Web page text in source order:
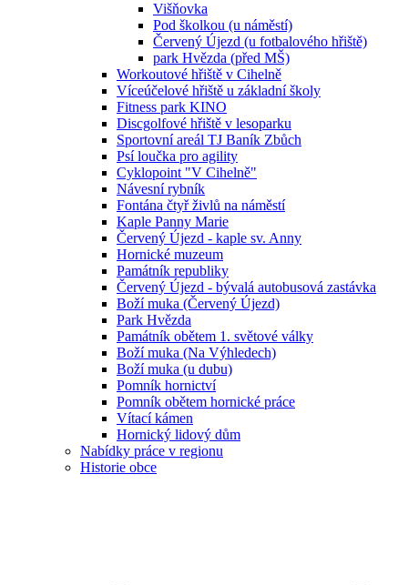
Višňovka
Pod školkou (u náměstí)
Červený Újezd (u fotbalového hřiště)
park Hvězda (před MŠ)
Workoutové hřiště v Cihelně
Víceúčelové hřiště u základní školy
Fitness park KINO
Discgolfové hřiště v lesoparku
Sportovní areál TJ Baník Zbůch
Psí loučka pro agility
Cyklopoint "V Cihelně"
Návesní rybník
Fontána čtyř živlů na náměstí
Kaple Panny Marie
Červený Újezd - kaple sv. Anny
Hornické muzeum
Památník republiky
Červený Újezd - bývalá autobusová zastávka
Boží muka (Červený Újezd)
Park Hvězda
Památník obětem 1. světové války
Boží muka (Na Výhledech)
Boží muka (u dubu)
Pomník hornictví
Pomník obětem hornické práce
Vítací kámen
Hornický lidový dům
Nabídky práce v regionu
Historie obce